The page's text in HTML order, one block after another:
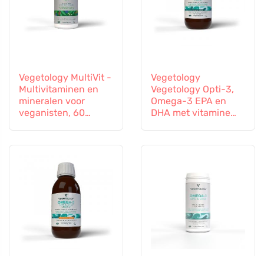
Vegetology MultiVit -
Multivitaminen en
mineralen voor
veganisten, 60
Vegetology
Vegetology Opti-3,
Omega-3 EPA en
DHA met vitamine